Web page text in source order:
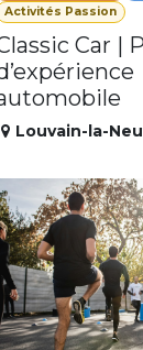
Activités Passion
Car |
Louvain-la-